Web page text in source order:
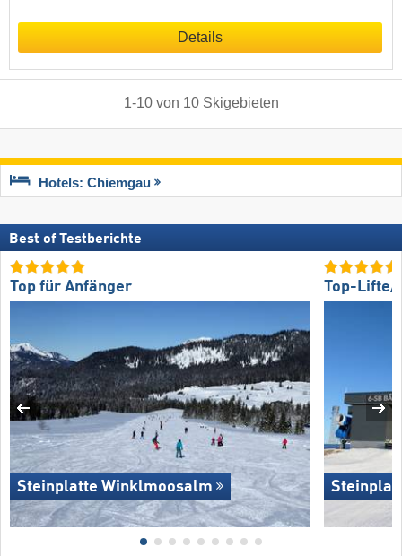
Details
1-10von 10 Skigebieten
Hotels: Chiemgau
Best of Testberichte
Top für Anfänger
Steinplatte Winklmoosalm
Top-Lifte/